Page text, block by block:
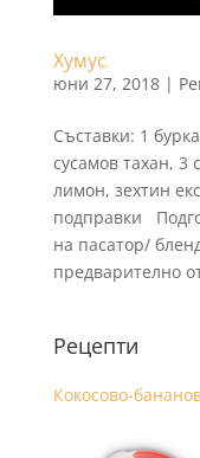
Хумус
юни 27, 2018|
Съставки: 1
сусамов тахан, 3
лимон, зехтин
подправки
на пасатор/
предварително
Рецепти
Кокосово-